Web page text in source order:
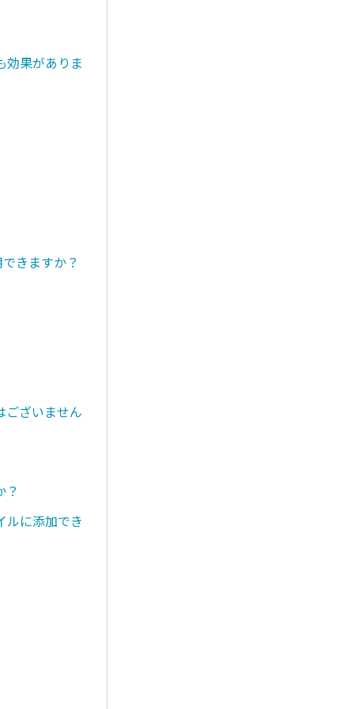
効果がありま
きますか？
ございません
ルに添加でき